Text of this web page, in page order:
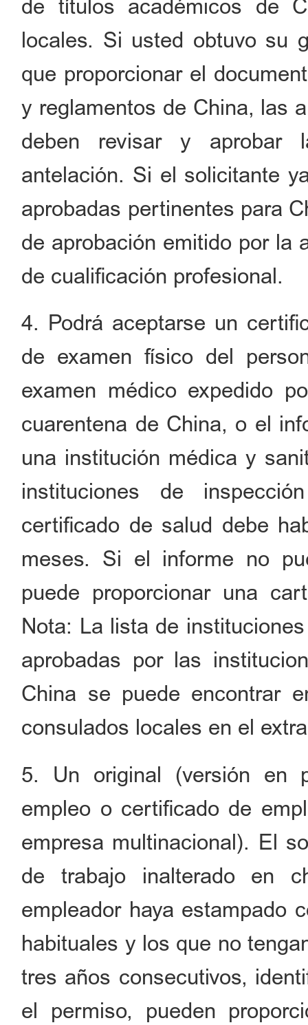
de títulos académicos de
locales. Si usted obtuvo su
que proporcionar el
y reglamentos de China, las
deben revisar y aprobar
antelación. Si el solicitante
aprobadas pertinentes para
de aprobación emitido por la
de cualificación profesional.
4. Podrá aceptarse un
de examen físico del
examen médico expedido
cuarentena de China, o el
una institución médica y
instituciones de
certificado de salud debe
meses. Si el informe no
puede proporcionar una
Nota: La lista de
aprobadas por las
China se puede encontrar
consulados locales en el
5. Un original (versión en
empleo o certificado de
empresa multinacional). El
de trabajo inalterado en
empleador haya estampado
habituales y los que no
tres años consecutivos,
el permiso, pueden